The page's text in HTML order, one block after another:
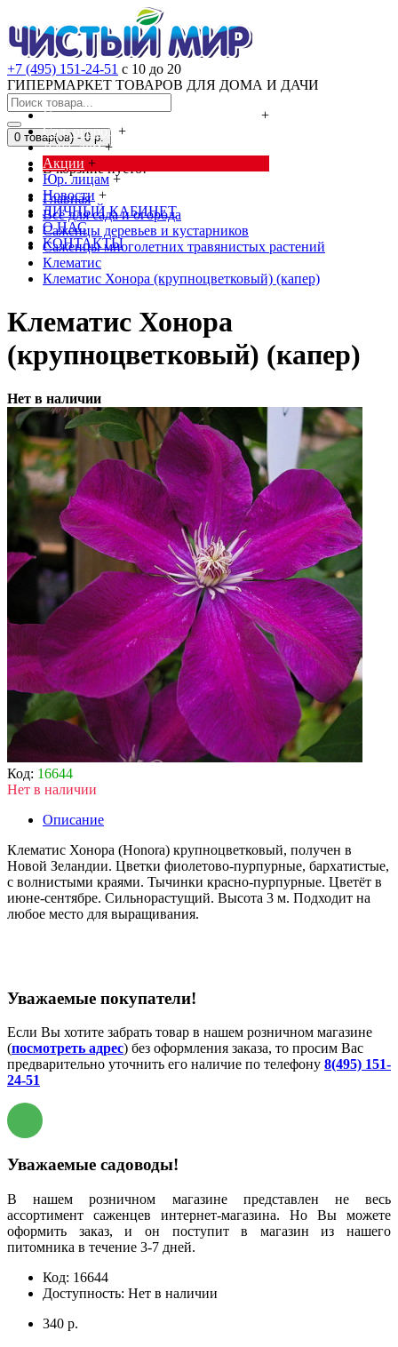
+7 (495) 151-24-51 с 10 до 20
ГИПЕРМАРКЕТ ТОВАРОВ ДЛЯ ДОМА И ДАЧИ
Cредства от насекомых и грызунов
+
Сад, огород +
Дача, дом +
Акции +
Юр. лицам +
Новости +
ЛИЧНЫЙ КАБИНЕТ
О НАС
КОНТАКТЫ
0 товар(ов) - 0 р.
В корзине пусто!
Главная
Всё для сада и огорода
Саженцы деревьев и кустарников
Саженцы многолетних травянистых растений
Клематис
Клематис Хонора (крупноцветковый) (капер)
Клематис Хонора
(крупноцветковый) (капер)
Нет в наличии
Код: 16644
Нет в наличии
Описание
Клематис Хонора (Honora) крупноцветковый, получен в
Новой Зеландии. Цветки фиолетово-пурпурные, бархатистые,
с волнистыми краями. Тычинки красно-пурпурные. Цветёт в
июне-сентябре. Сильнорастущий. Высота 3 м. Подходит на
любое место для выращивания.
Уважаемые покупатели!
Если Вы хотите забрать товар в нашем розничном магазине
(посмотреть адрес) без оформления заказа, то просим Вас
предварительно уточнить его наличие по телефону 8(495) 151-
24-51
Уважаемые садоводы!
В нашем розничном магазине представлен не весь
ассортимент саженцев интернет-магазина. Но Вы можете
оформить заказ, и он поступит в магазин из нашего
питомника в течение 3-7 дней.
Код: 16644
Доступность: Нет в наличии
340 р.